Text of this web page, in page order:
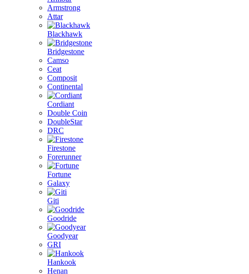
Armstrong
Attar
Blackhawk
Bridgestone
Camso
Ceat
Composit
Continental
Cordiant
Double Coin
DoubleStar
DRC
Firestone
Forerunner
Fortune
Galaxy
Giti
Goodride
Goodyear
GRI
Hankook
Henan